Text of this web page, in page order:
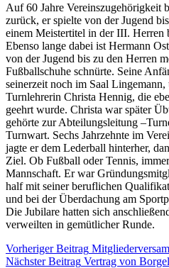
Auf 60 Jahre Vereinszugehörigkeit
zurück, er spielte von der Jugend
einem Meistertitel in der III. Herren
Ebenso lange dabei ist Hermann
von der Jugend bis zu den Herren
Fußballschuhe schnürte. Seine
seinerzeit noch im Saal
Turnlehrerin Christa Hennig, die
geehrt wurde. Christa war später
gehörte zur Abteilungsleitung
Turnwart. Sechs Jahrzehnte im
jagte er dem Lederball hinterher,
Ziel. Ob Fußball oder Tennis,
Mannschaft. Er war
half mit seiner beruflichen
und bei der Überdachung am
Die Jubilare hatten sich
verweilten in gemütlicher Runde.
VorherigerBeitrag
NächsterBeitrag Vertrag von